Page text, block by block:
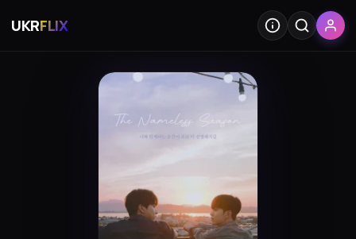
UKRFLIX